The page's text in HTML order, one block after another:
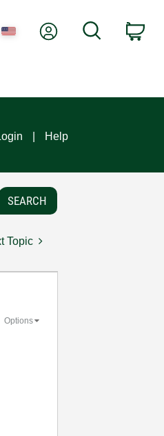
My AccountSearch
Help
Topic
Options